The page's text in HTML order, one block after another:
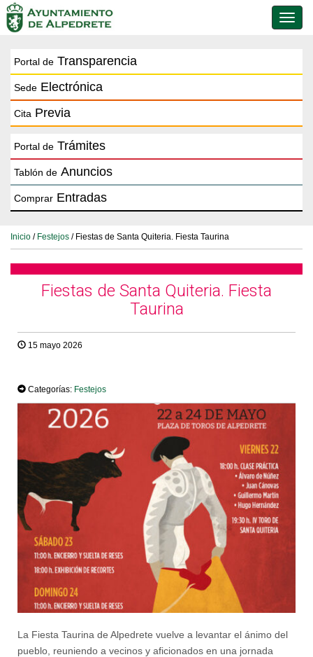
de
Portal de Transparencia
Sede Electrónica
Cita Previa
Portal de Trámites
Tablón de Anuncios
Comprar Entradas
Inicio / Festejos / Fiestas de Santa Quiteria. Fiesta Taurina
Fiestas de Santa Quiteria. Fiesta
Taurina
15 mayo 2026
Categorías: Festejos
La Fiesta Taurina de Alpedrete vuelve a levantar el ánimo del
pueblo, reuniendo a vecinos y aficionados en una jornada